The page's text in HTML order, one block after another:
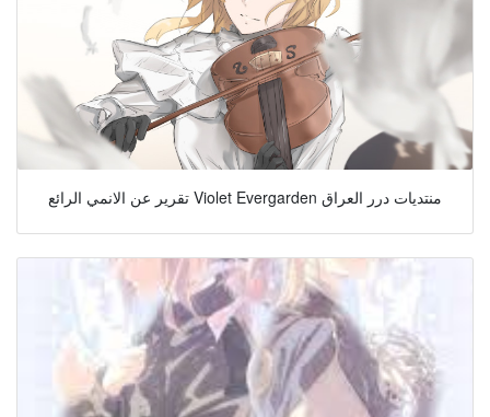
تقرير عن الانمي الرائع Violet Evergarden منتديات درر العراق